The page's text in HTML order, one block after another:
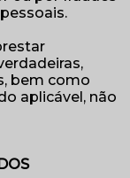
bem como
aplicável, não